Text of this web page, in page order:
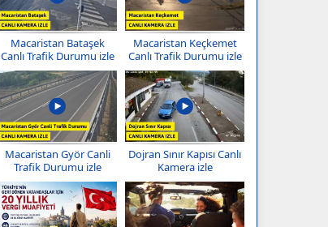
Macaristan Bataşek
Canlı Trafik Durumu izle
Macaristan Keçkemet
Canlı Trafik Durumu izle
Macaristan Györ Canli
Trafik Durumu izle
Dojran Sınır Kapısı Canlı
Kamera izle